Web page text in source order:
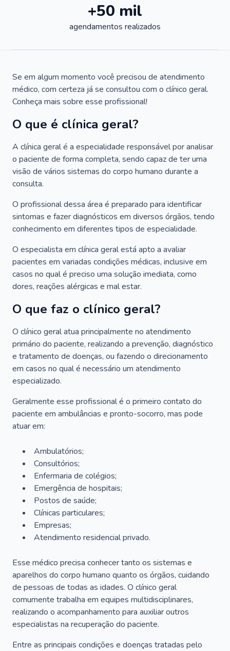
+50 mil
agendamentos realizados
Se em algum momento você precisou de atendimento
médico, com certeza já se consultou com o clínico geral.
Conheça mais sobre esse profissional!
O que é clínica geral?
A clínica geral é a especialidade responsável por analisar
o paciente de forma completa, sendo capaz de ter uma
visão de vários sistemas do corpo humano durante a
consulta.
O profissional dessa área é preparado para identificar
sintomas e fazer diagnósticos em diversos órgãos, tendo
conhecimento em diferentes tipos de especialidade.
O especialista em clínica geral está apto a avaliar
pacientes em variadas condições médicas, inclusive em
casos no qual é preciso uma solução imediata, como
dores, reações alérgicas e mal estar.
O que faz o clínico geral?
O clínico geral atua principalmente no atendimento
primário do paciente, realizando a prevenção, diagnóstico
e tratamento de doenças, ou fazendo o direcionamento
em casos no qual é necessário um atendimento
especializado.
Geralmente esse profissional é o primeiro contato do
paciente em ambulâncias e pronto-socorro, mas pode
atuar em:
Ambulatórios;
Consultórios;
Enfermaria de colégios;
Emergência de hospitais;
Postos de saúde;
Clínicas particulares;
Empresas;
Atendimento residencial privado.
Esse médico precisa conhecer tanto os sistemas e
aparelhos do corpo humano quanto os órgãos, cuidando
de pessoas de todas as idades. O clínico geral
comumente trabalha em equipes multidisciplinares,
realizando o acompanhamento para auxiliar outros
especialistas na recuperação do paciente.
Entre as principais condições e doenças tratadas pelo